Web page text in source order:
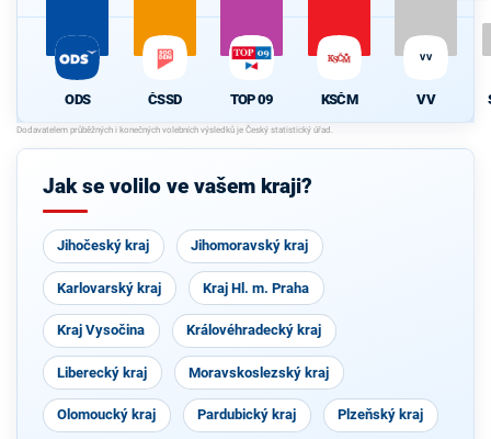
ODS ČSSD TOP 09 KSČM
VV
VV
Jak se volilo ve vašem kraji?
Jihočeský kraj Jihomoravský kraj
Karlovarský kraj Kraj Hl. m. Praha
Kraj Vysočina Královéhradecký kraj
Liberecký kraj Moravskoslezský kraj
Olomoucký kraj Pardubický kraj Plzeňský kraj